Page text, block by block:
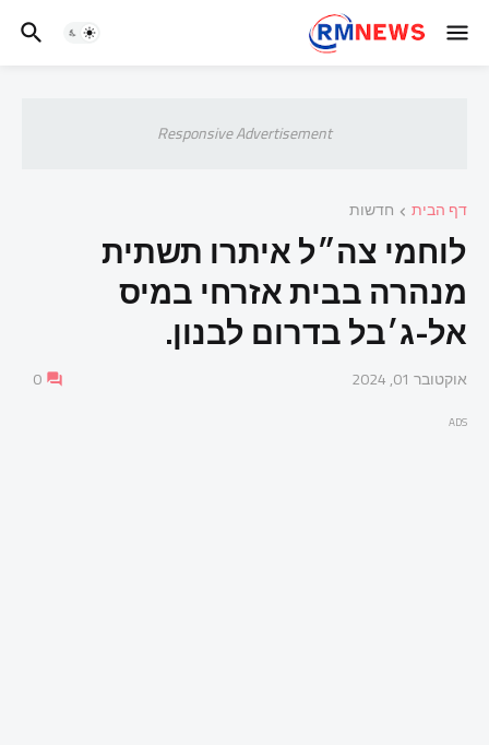
Responsive Advertisement
דף הבית חדשות
לוחמי צה״ל איתרו תשתית
מנהרה בבית אזרחי במיס
אל-ג׳בל בדרום לבנון.
אוקטובר 01, 2024 0
ADS